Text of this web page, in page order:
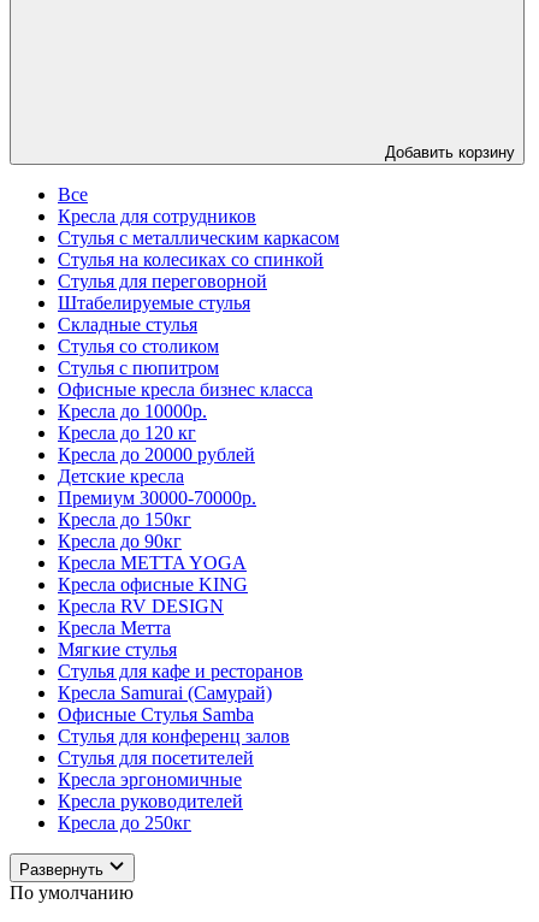
Добавить корзину
Все
Кресла для сотрудников
Стулья с металлическим каркасом
Стулья на колесиках со спинкой
Стулья для переговорной
Штабелируемые стулья
Складные стулья
Стулья со столиком
Стулья с пюпитром
Офисные кресла бизнес класса
Кресла до 10000р.
Кресла до 120 кг
Кресла до 20000 рублей
Детские кресла
Премиум 30000-70000р.
Кресла до 150кг
Кресла до 90кг
Кресла METTA YOGA
Кресла офисные KING
Кресла RV DESIGN
Кресла Метта
Мягкие стулья
Стулья для кафе и ресторанов
Кресла Samurai (Самурай)
Офисные Стулья Samba
Стулья для конференц залов
Стулья для посетителей
Кресла эргономичные
Кресла руководителей
Кресла до 250кг
Развернуть
По умолчанию